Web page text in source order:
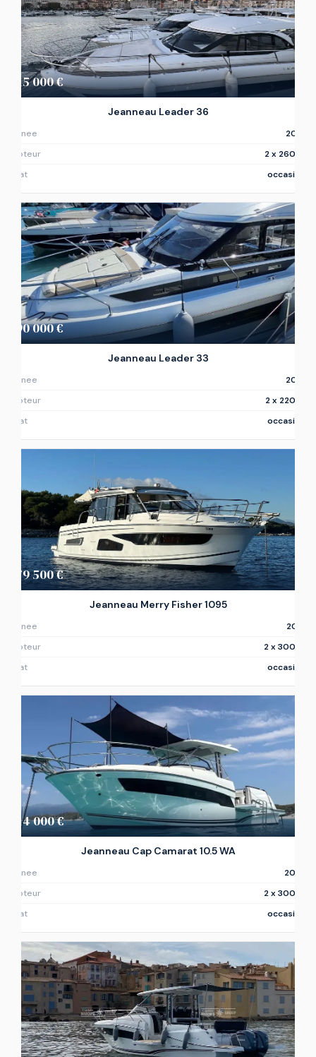
215 000 €
Jeanneau Leader 36
Annee
2017
Moteur
2 x 260ch
Etat
occasion
190 000 €
Jeanneau Leader 33
Annee
2016
Moteur
2 x 220ch
Etat
occasion
179 500 €
Jeanneau Merry Fisher 1095
Annee
2021
Moteur
2 x 300ch
Etat
occasion
214 000 €
Jeanneau Cap Camarat 10.5 WA
Annee
2022
Moteur
2 x 300ch
Etat
occasion